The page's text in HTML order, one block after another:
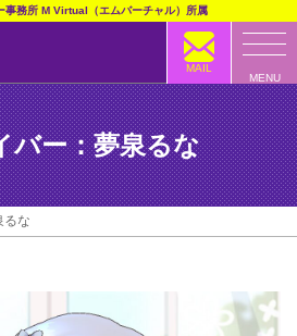
事務所 M Virtual（エムバーチャル）所属
MENU
MAIL
バー：夢泉るな
るな